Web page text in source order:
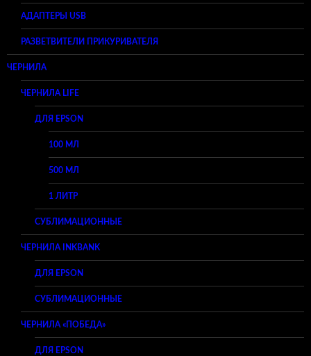
АДАПТЕРЫ USB
РАЗВЕТВИТЕЛИ ПРИКУРИВАТЕЛЯ
ЧЕРНИЛА
ЧЕРНИЛА LIFE
ДЛЯ EPSON
100 МЛ
500 МЛ
1 ЛИТР
СУБЛИМАЦИОННЫЕ
ЧЕРНИЛА INKBANK
ДЛЯ EPSON
СУБЛИМАЦИОННЫЕ
ЧЕРНИЛА «ПОБЕДА»
ДЛЯ EPSON